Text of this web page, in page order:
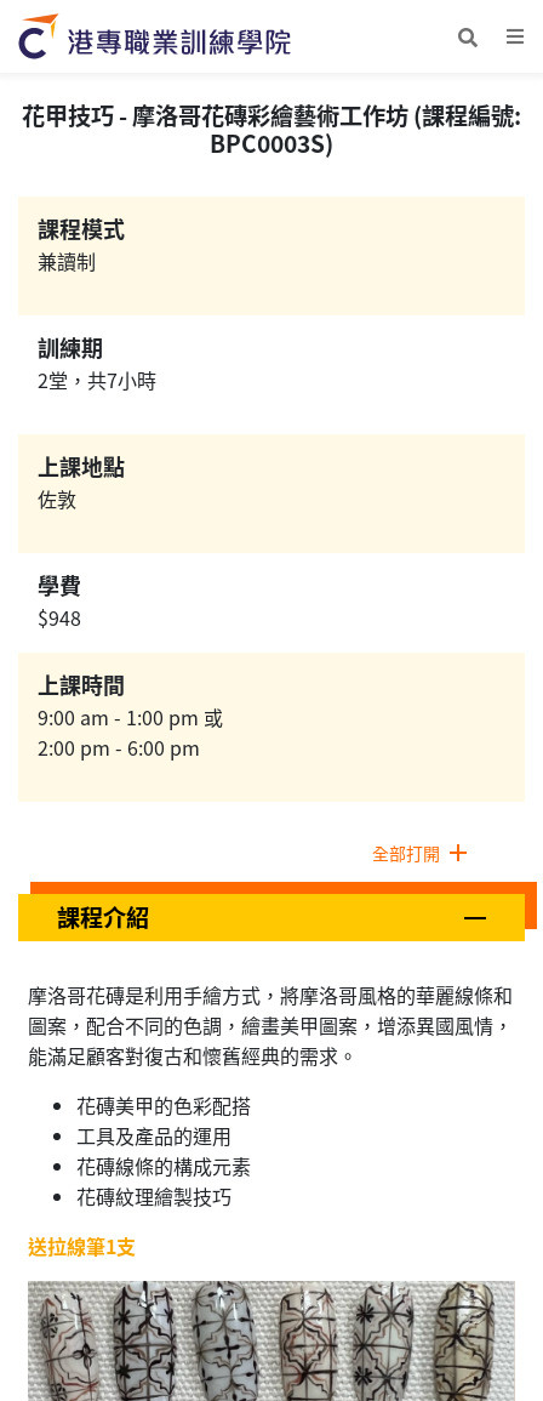
花甲技巧 - 摩洛哥花磚彩繪藝術工作坊 (課程編號:
BPC0003S)
課程模式
兼讀制
訓練期
2堂，共7小時
上課地點
佐敦
學費
$948
上課時間
9:00 am - 1:00 pm 或
2:00 pm - 6:00 pm
全部打開
課程介紹
摩洛哥花磚是利用手繪方式，將摩洛哥風格的華麗線條和
圖案，配合不同的色調，繪畫美甲圖案，增添異國風情，
能滿足顧客對復古和懷舊經典的需求。
花磚美甲的色彩配搭
工具及產品的運用
花磚線條的構成元素
花磚紋理繪製技巧
送拉線筆1支